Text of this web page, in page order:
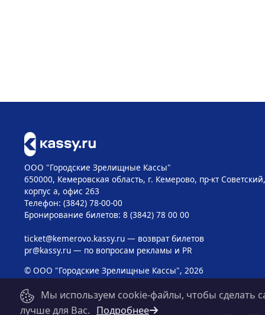
ООО "Городские Зрелищные Кассы"
650000, Кемеровская область, г. Кемерово, пр-кт
корпус а, офис 263
Телефон: (3842) 78-00-00
Бронирование билетов: 8 (3842) 78 00 00
ticket@kemerovo.kassy.ru— возврат билетов
pr@kassy.ru— по вопросам рекламы и PR
© ООО "Городские Зрелищные Кассы", 2026
Мы используем cookie-файлы, чтобы сделать
лучше для Вас. Подробнее